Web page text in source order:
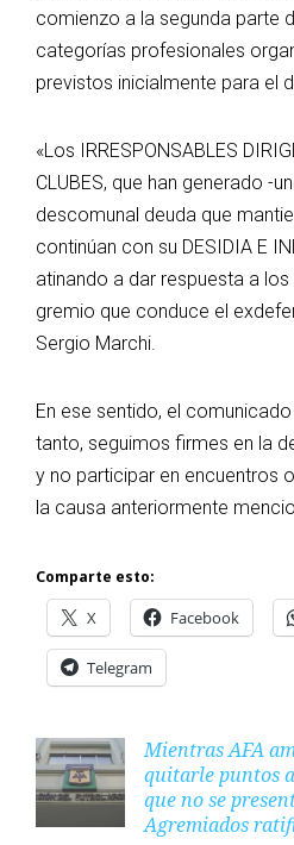
comienzo a la segunda parte
categorías profesionales
previstos inicialmente para el
«Los IRRESPONSABLES
CLUBES, que han generado -
descomunal deuda que
continúan con su DESIDIA E
atinando a dar respuesta a
gremio que conduce el
Sergio Marchi.
En ese sentido, el
tanto, seguimos firmes en la
y no participar en encuentros
la causa anteriormente
Comparte esto:
X Facebook
Telegram
Mientras AFA
quitarle puntos
que no se
Agremiados